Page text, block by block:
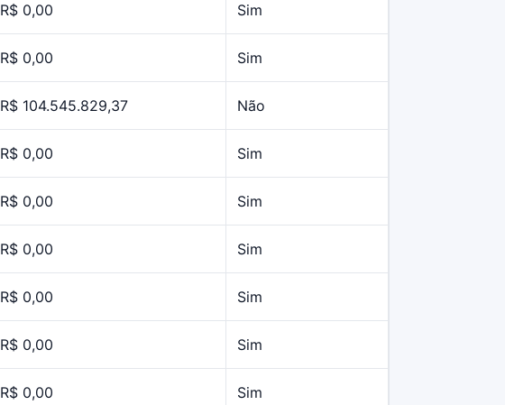
R$ 0,00 Sim
R$ 0,00 Sim
R$ 104.545.829,37 Não
R$ 0,00 Sim
R$ 0,00 Sim
R$ 0,00 Sim
R$ 0,00 Sim
R$ 0,00 Sim
R$ 0,00 Sim